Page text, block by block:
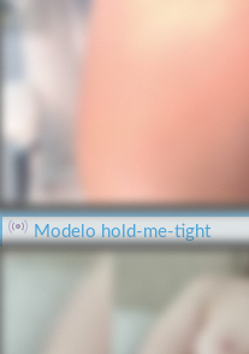
Modelo hold-me-tight